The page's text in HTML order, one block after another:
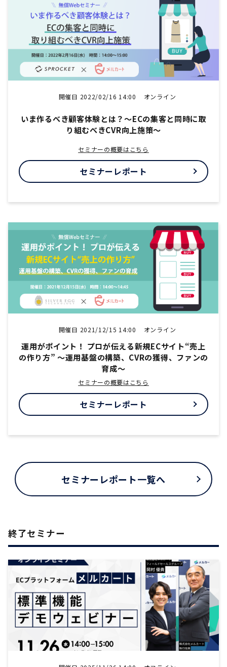
開催日 2022/02/16 14:00 オンライン
いま作るべき顧客体験とは？～ECの集客と同時に取
り組むべきCVR向上施策～
セミナーの概要はこちら
セミナーレポート
開催日 2021/12/15 14:00 オンライン
運用がポイント！ プロが伝える新規ECサイト“売上
の作り方” ～運用基盤の構築、CVRの獲得、ファンの
育成～
セミナーの概要はこちら
セミナーレポート
セミナーレポート一覧へ
終了セミナー